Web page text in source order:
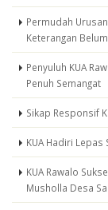
Permudah
Keterangan
Penyuluh KUA
Penuh Semangat
Sikap Responsif
KUA Hadiri Lepas
KUA Rawalo
Musholla Desa